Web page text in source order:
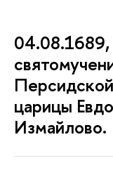
04.08.1689,
царицы
Измайлово.